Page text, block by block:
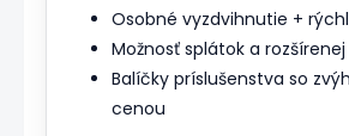
Osobné vyzdvihnutie +
Možnosť splátok a
Balíčky príslušenstva so
cenou